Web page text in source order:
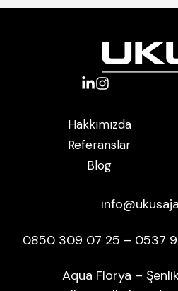
Hakkımızda
Referanslar
Blog
0850 309 07 25 – 0537
Aqua Florya –